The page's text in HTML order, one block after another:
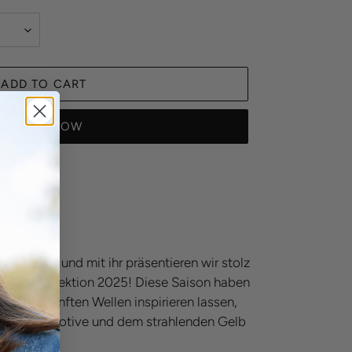
ADD TO CART
BUY IT NOW
der Tür und mit ihr präsentieren wir stolz
Kollektion 2025! Diese Saison haben
den sanften Wellen inspirieren lassen,
Citrus Motive und dem strahlenden Gelb